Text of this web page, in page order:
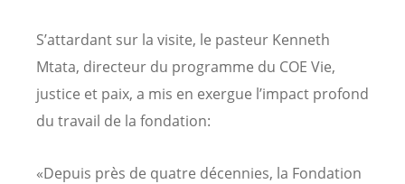
S’attardant sur la visite, le pasteur Kenneth
Mtata, directeur du programme du COE Vie,
justice et paix, a mis en exergue l’impact profond
du travail de la fondation:
«Depuis près de quatre décennies, la Fondation